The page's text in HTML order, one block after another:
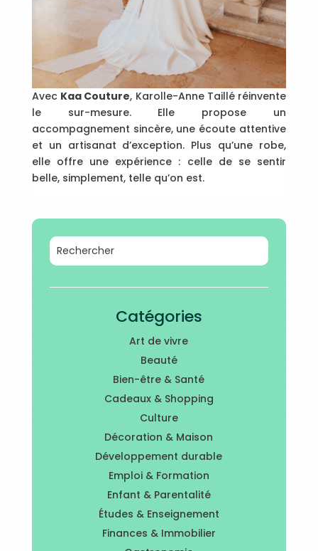
Avec Kaa Couture, Karolle-Anne Taillé réinvente
le sur-mesure. Elle propose un
accompagnement sincère, une écoute attentive
et un artisanat d’exception. Plus qu’une robe,
elle offre une expérience : celle de se sentir
belle, simplement, telle qu’on est.
Catégories
Art de vivre
Beauté
Bien-être & Santé
Cadeaux & Shopping
Culture
Décoration & Maison
Développement durable
Emploi & Formation
Enfant & Parentalité
Études & Enseignement
Finances & Immobilier